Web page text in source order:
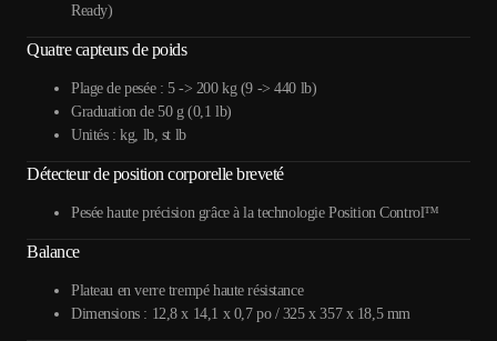
Ready)
Quatre capteurs de poids
Plage de pesée : 5 -> 200 kg (9 -> 440 lb)
Graduation de 50 g (0,1 lb)
Unités : kg, lb, st lb
Détecteur de position corporelle breveté
Pesée haute précision grâce à la technologie Position Control™
Balance
Plateau en verre trempé haute résistance
Dimensions : 12,8 x 14,1 x 0,7 po / 325 x 357 x 18,5 mm